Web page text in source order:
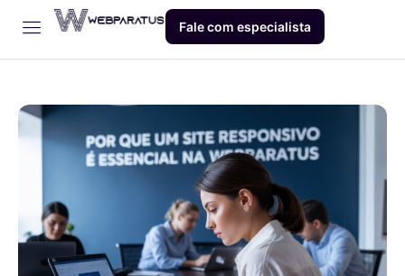
Dev
Produto
Contato
Fale com especialista